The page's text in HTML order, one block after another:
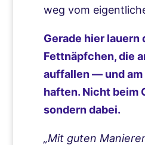
weg vom
Gerade hier lauern
Fettnäpfchen, die
auffallen — und am
haften. Nicht beim
sondern dabei.
„Mit guten